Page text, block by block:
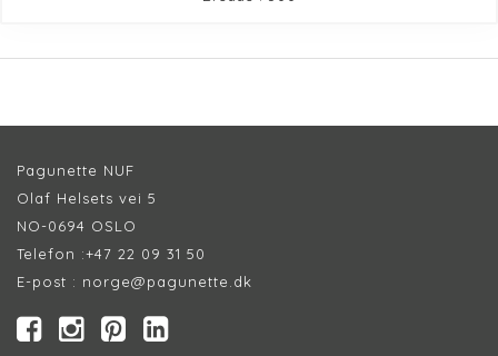
Pagunette NUF
Olaf Helsets vei 5
NO-0694 OSLO
Telefon :+47 22 09 31 50
E-post : norge@pagunette.dk